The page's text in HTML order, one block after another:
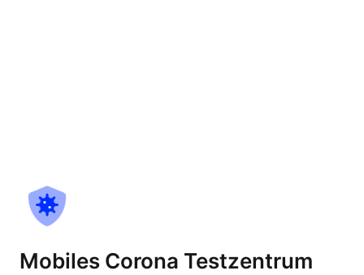
Mobiles Corona Testzentrum